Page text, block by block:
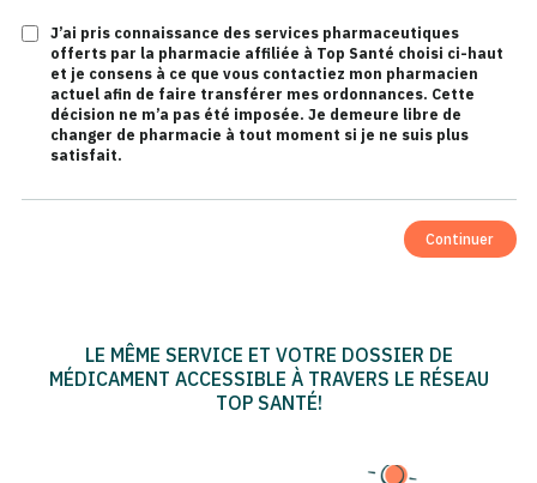
J’ai pris connaissance des services pharmaceutiques
offerts par la pharmacie affiliée à Top Santé choisi ci-haut
et je consens à ce que vous contactiez mon pharmacien
actuel afin de faire transférer mes ordonnances. Cette
décision ne m’a pas été imposée. Je demeure libre de
changer de pharmacie à tout moment si je ne suis plus
satisfait.
Continuer
LE MÊME SERVICE ET VOTRE DOSSIER DE
MÉDICAMENT ACCESSIBLE À TRAVERS LE RÉSEAU
TOP SANTÉ!